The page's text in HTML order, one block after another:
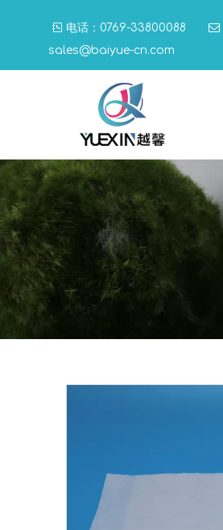
 电话：0769-33800088 
sales@baiyue-cn.com